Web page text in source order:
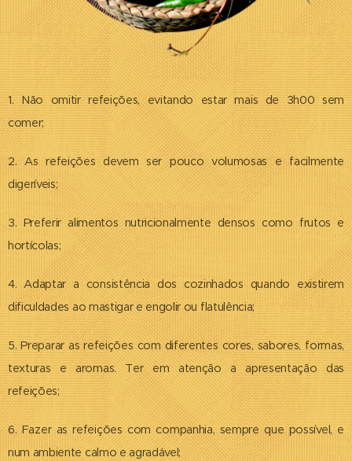
1. Não omitir refeições, evitando estar mais de 3h00 sem
comer;
2. As refeições devem ser pouco volumosas e facilmente
digeríveis;
3. Preferir alimentos nutricionalmente densos como frutos e
hortícolas;
4. Adaptar a consistência dos cozinhados quando existirem
dificuldades ao mastigar e engolir ou flatulência;
5. Preparar as refeições com diferentes cores, sabores, formas,
texturas e aromas. Ter em atenção a apresentação das
refeições;
6. Fazer as refeições com companhia, sempre que possível, e
num ambiente calmo e agradável;